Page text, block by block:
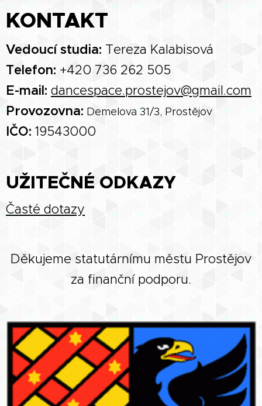
KONTAKT
Vedoucí studia: Tereza Kalabisová
Telefon: +420 736 262 505
E-mail: dancespace.prostejov@gmail.com
Provozovna: Demelova 31/3, Prostějov
IČO: 19543000
UŽITEČNÉ ODKAZY
Časté dotazy
Děkujeme statutárnímu městu Prostějov
za finanční podporu.